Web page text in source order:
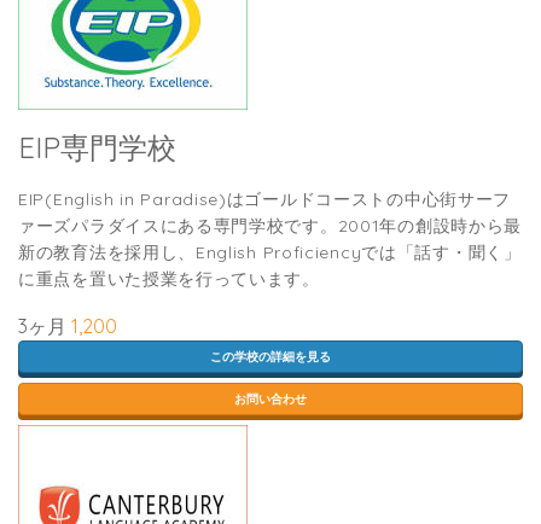
EIP専門学校
EIP(English in Paradise)はゴールドコーストの中心街サーフ
ァーズパラダイスにある専門学校です。2001年の創設時から最
新の教育法を採用し、English Proficiencyでは「話す・聞く」
に重点を置いた授業を行っています。
3ヶ月 1,200
この学校の詳細を見る
お問い合わせ